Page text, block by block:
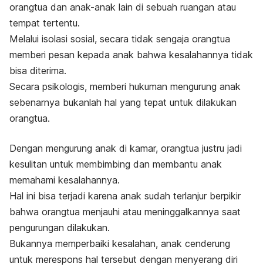
orangtua dan anak-anak lain di sebuah ruangan atau
tempat tertentu.
Melalui isolasi sosial, secara tidak sengaja orangtua
memberi pesan kepada anak bahwa kesalahannya tidak
bisa diterima.
Secara psikologis, memberi hukuman mengurung anak
sebenarnya bukanlah hal yang tepat untuk dilakukan
orangtua.
Dengan mengurung anak di kamar, orangtua justru jadi
kesulitan untuk membimbing dan membantu anak
memahami kesalahannya.
Hal ini bisa terjadi karena anak sudah terlanjur berpikir
bahwa orangtua menjauhi atau meninggalkannya saat
pengurungan dilakukan.
Bukannya memperbaiki kesalahan, anak cenderung
untuk merespons hal tersebut dengan menyerang diri